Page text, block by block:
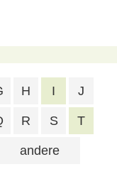
H I J
R S T
andere